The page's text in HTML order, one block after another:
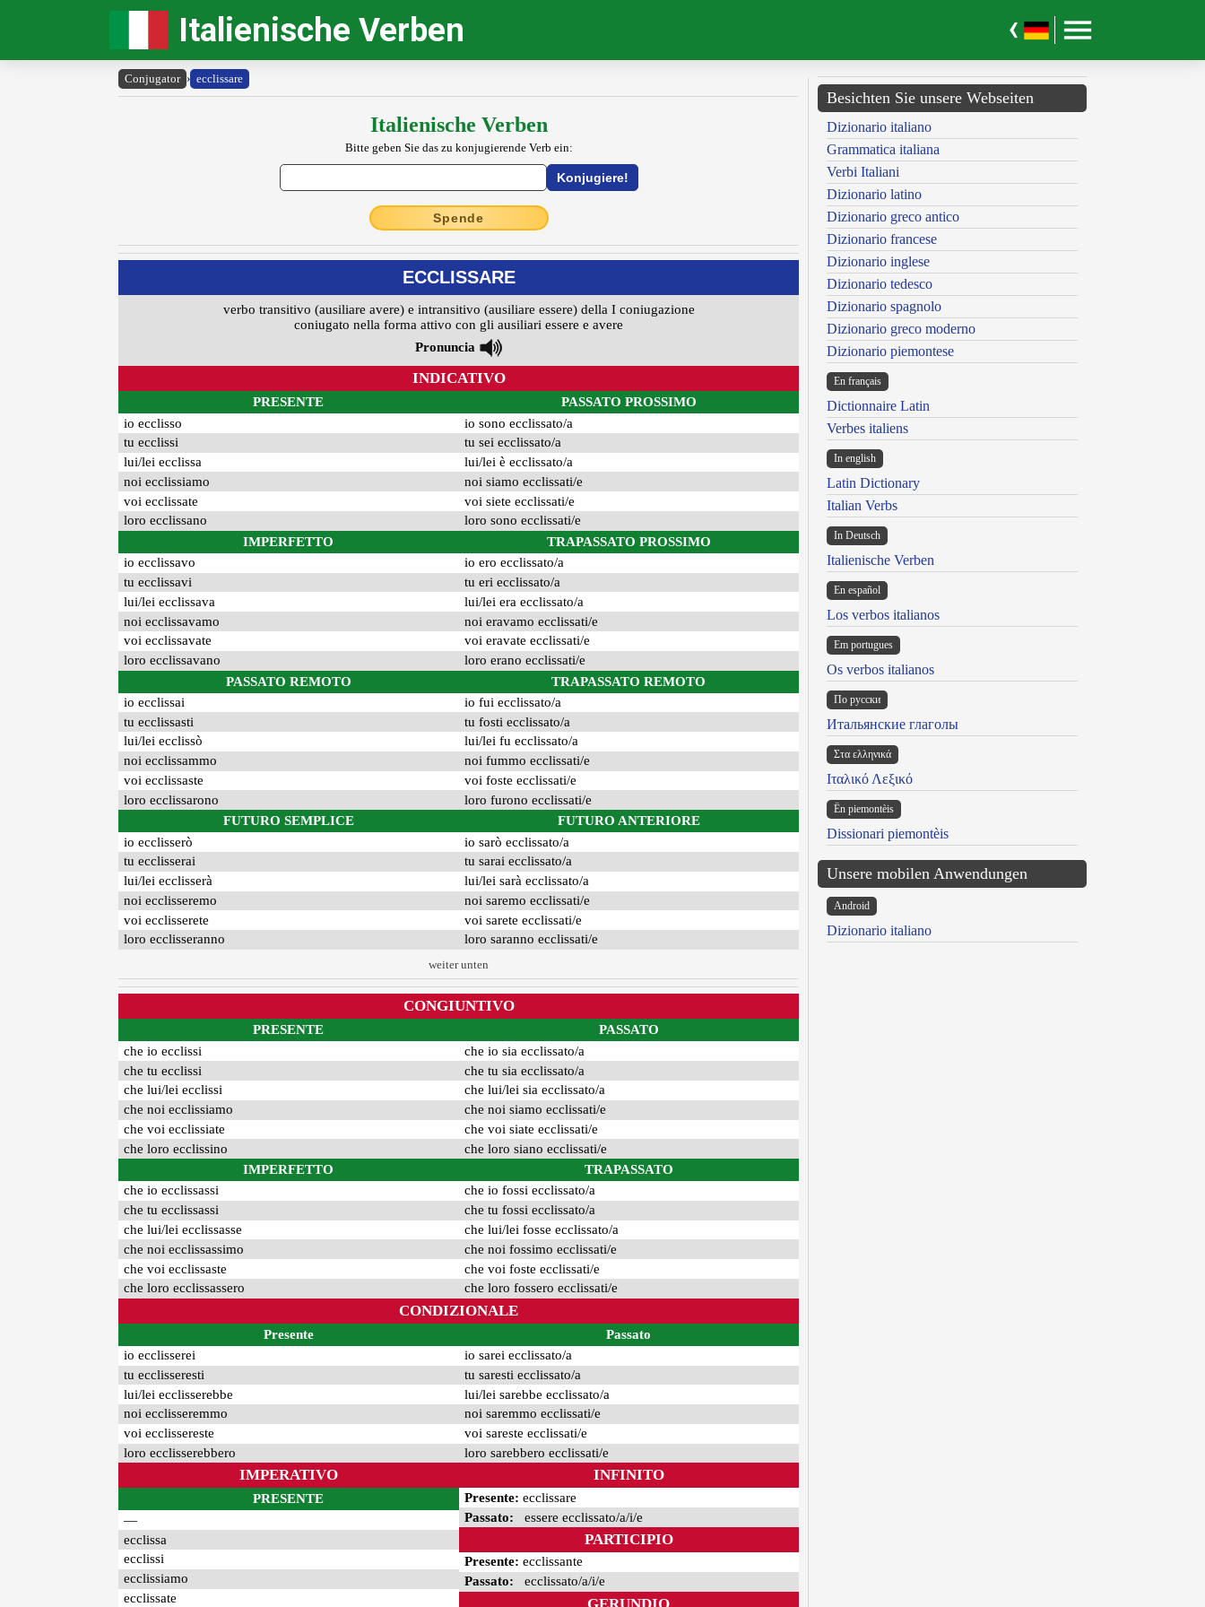
Italienische Verben
Conjugator › ecclissare
Italienische Verben
Bitte geben Sie das zu konjugierende Verb ein:
Spende
ECCLISSARE
verbo transitivo (ausiliare avere) e intransitivo (ausiliare essere) della I coniugazione
coniugato nella forma attivo con gli ausiliari essere e avere
Pronuncia
INDICATIVO
PRESENTE
io ecclisso
tu ecclissi
lui/lei ecclissa
noi ecclissiamo
voi ecclissate
loro ecclissano
IMPERFETTO
io ecclissavo
tu ecclissavi
lui/lei ecclissava
noi ecclissavamo
voi ecclissavate
loro ecclissavano
PASSATO REMOTO
io ecclissai
tu ecclissasti
lui/lei ecclissò
noi ecclissammo
voi ecclissaste
loro ecclissarono
FUTURO SEMPLICE
io ecclisserò
tu ecclisserai
lui/lei ecclisserà
noi ecclisseremo
voi ecclisserete
loro ecclisseranno
PASSATO PROSSIMO
io sono ecclissato/a
tu sei ecclissato/a
lui/lei è ecclissato/a
noi siamo ecclissati/e
voi siete ecclissati/e
loro sono ecclissati/e
TRAPASSATO PROSSIMO
io ero ecclissato/a
tu eri ecclissato/a
lui/lei era ecclissato/a
noi eravamo ecclissati/e
voi eravate ecclissati/e
loro erano ecclissati/e
TRAPASSATO REMOTO
io fui ecclissato/a
tu fosti ecclissato/a
lui/lei fu ecclissato/a
noi fummo ecclissati/e
voi foste ecclissati/e
loro furono ecclissati/e
FUTURO ANTERIORE
io sarò ecclissato/a
tu sarai ecclissato/a
lui/lei sarà ecclissato/a
noi saremo ecclissati/e
voi sarete ecclissati/e
loro saranno ecclissati/e
weiter unten
CONGIUNTIVO
PRESENTE
che io ecclissi
che tu ecclissi
che lui/lei ecclissi
che noi ecclissiamo
che voi ecclissiate
che loro ecclissino
IMPERFETTO
che io ecclissassi
che tu ecclissassi
che lui/lei ecclissasse
che noi ecclissassimo
che voi ecclissaste
che loro ecclissassero
PASSATO
che io sia ecclissato/a
che tu sia ecclissato/a
che lui/lei sia ecclissato/a
che noi siamo ecclissati/e
che voi siate ecclissati/e
che loro siano ecclissati/e
TRAPASSATO
che io fossi ecclissato/a
che tu fossi ecclissato/a
che lui/lei fosse ecclissato/a
che noi fossimo ecclissati/e
che voi foste ecclissati/e
che loro fossero ecclissati/e
CONDIZIONALE
Presente
io ecclisserei
tu ecclisseresti
lui/lei ecclisserebbe
noi ecclisseremmo
voi ecclissereste
loro ecclisserebbero
Passato
io sarei ecclissato/a
tu saresti ecclissato/a
lui/lei sarebbe ecclissato/a
noi saremmo ecclissati/e
voi sareste ecclissati/e
loro sarebbero ecclissati/e
IMPERATIVO
PRESENTE
—
ecclissa
ecclissi
ecclissiamo
ecclissate
INFINITO
Presente: ecclissare
Passato: essere ecclissato/a/i/e
PARTICIPIO
Presente: ecclissante
Passato: ecclissato/a/i/e
GERUNDIO
Besichten Sie unsere Webseiten
Dizionario italiano
Grammatica italiana
Verbi Italiani
Dizionario latino
Dizionario greco antico
Dizionario francese
Dizionario inglese
Dizionario tedesco
Dizionario spagnolo
Dizionario greco moderno
Dizionario piemontese
En français
Dictionnaire Latin
Verbes italiens
In english
Latin Dictionary
Italian Verbs
In Deutsch
Italienische Verben
En español
Los verbos italianos
Em portugues
Os verbos italianos
По русски
Итальянские глаголы
Στα ελληνικά
Ιταλικό Λεξικό
Ën piemontèis
Dissionari piemontèis
Unsere mobilen Anwendungen
Android
Dizionario italiano